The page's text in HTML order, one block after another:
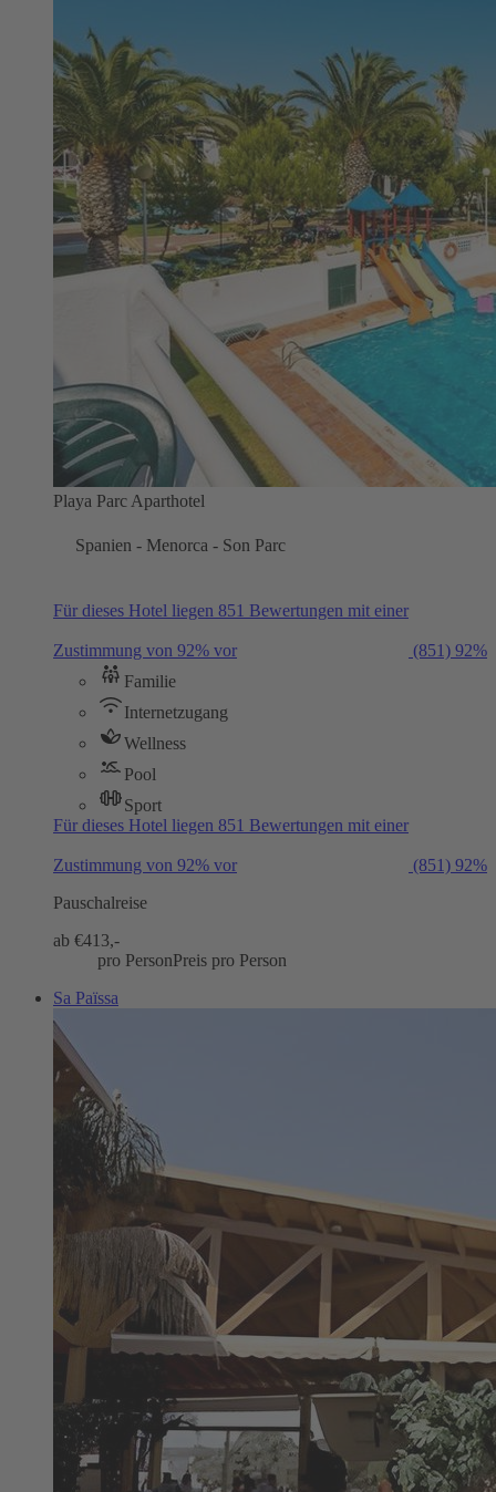
Playa Parc Aparthotel
Spanien - Menorca - Son Parc
Für dieses Hotel liegen 851 Bewertungen mit einer
Zustimmung von 92% vor (851) 92%
Familie
Internetzugang
Wellness
Pool
Sport
Für dieses Hotel liegen 851 Bewertungen mit einer
Zustimmung von 92% vor (851) 92%
Pauschalreise
ab €413,-
pro PersonPreis pro Person
Sa Païssa